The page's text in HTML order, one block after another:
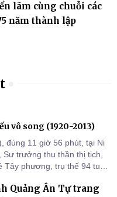
lãm cùng chuỗi các
năm thành lập
vô song (1920-2013)
đúng 11 giờ 56 phút, tại Ni
trưởng thu thần thị tịch,
Tây phương, trụ thế 94 tuổi
Quảng Ân Tự trang